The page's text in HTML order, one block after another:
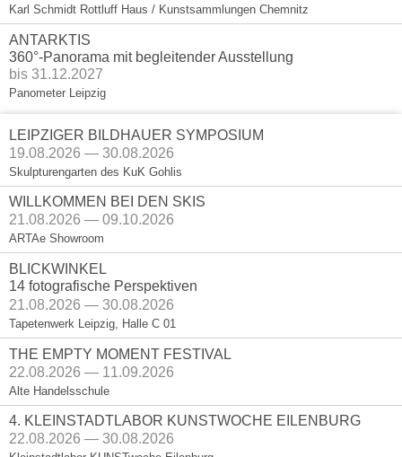
Karl Schmidt Rottluff Haus / Kunstsammlungen Chemnitz
ANTARKTIS
360°-Panorama mit begleitender Ausstellung
bis 31.12.2027
Panometer Leipzig
LEIPZIGER BILDHAUER SYMPOSIUM
19.08.2026 — 30.08.2026
Skulpturengarten des KuK Gohlis
WILLKOMMEN BEI DEN SKIS
21.08.2026 — 09.10.2026
ARTAe Showroom
BLICKWINKEL
14 fotografische Perspektiven
21.08.2026 — 30.08.2026
Tapetenwerk Leipzig, Halle C 01
THE EMPTY MOMENT FESTIVAL
22.08.2026 — 11.09.2026
Alte Handelsschule
4. KLEINSTADTLABOR KUNSTWOCHE EILENBURG
22.08.2026 — 30.08.2026